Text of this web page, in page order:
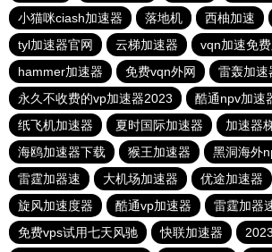
小猫咪ciash加速器
落地机 西柚加速
tyl加速器官网
云梯加速器
vqn加速免
hammer加速器
免费vqn外网
雷轰加速
永久不收费的vp加速器2023
酷通npv加速
纸飞机加速器
夏时国际加速器
加速器
海鸥加速器下载
猴王加速器
黑洞海外
雷霆加器速
大机场加速器 优途加速器
旋风加速度器
酷通vp加速器
雷霆加器
免费vps试用七天风驰
快联加速器